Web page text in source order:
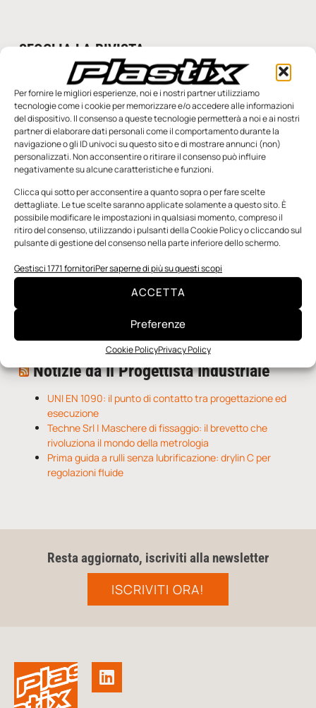
Per fornire le migliori esperienze, noi e i nostri partner utilizziamo
tecnologie come i cookie per memorizzare e/o accedere alle informazioni
del dispositivo. Il consenso a queste tecnologie permetterà a noi e ai nostri
partner di elaborare dati personali come il comportamento durante la
navigazione o gli ID univoci su questo sito e di mostrare annunci (non)
personalizzati. Non acconsentire o ritirare il consenso può influire
negativamente su alcune caratteristiche e funzioni.
Clicca qui sotto per acconsentire a quanto sopra o per fare scelte
dettagliate. Le tue scelte saranno applicate solamente a questo sito. È
possibile modificare le impostazioni in qualsiasi momento, compreso il
ritiro del consenso, utilizzando i pulsanti della Cookie Policy o cliccando sul
pulsante di gestione del consenso nella parte inferiore dello schermo.
Gestisci 1771 fornitoriPer saperne di più su questi scopi
ACCETTA
Preferenze
Cookie PolicyPrivacy Policy
SFOGLIA LA RIVISTA
n.5 - Giugno 2026 n.4 - Maggio 2026 n.3 - Aprile 2026
Edicola Web
con un singolo motore
Applicazioni della fluidodinamica computazionale (CFD)
Notizie da Il Progettista Industriale
UNI EN 1090: il punto di contatto tra progettazione ed
esecuzione
Techne Srl | Maschere di fissaggio: il brevetto che
rivoluziona il mondo della metrologia
Prima guida a rulli senza lubrificazione: drylin C per
regolazioni fluide
Resta aggiornato, iscriviti alla newsletter
ISCRIVITI ORA!